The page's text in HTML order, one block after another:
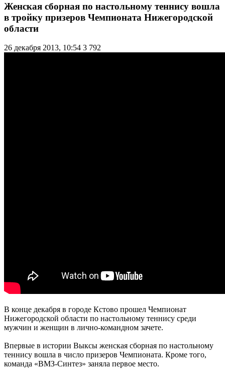
Женская сборная по настольному теннису вошла
в тройку призеров Чемпионата Нижегородской
области
26 декабря 2013, 10:54 3 792
В конце декабря в городе Кстово прошел Чемпионат
Нижегородской области по настольному теннису среди
мужчин и женщин в лично-командном зачете.
Впервые в истории Выксы женская сборная по настольному
теннису вошла в число призеров Чемпионата. Кроме того,
команда «ВМЗ-Синтез» заняла первое место.